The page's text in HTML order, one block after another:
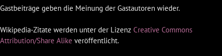
Gastbeiträge geben die Meinung der Gastautoren wieder.
Wikipedia-Zitate werden unter der Lizenz Creative Commons
Attribution/Share Alike veröffentlicht.